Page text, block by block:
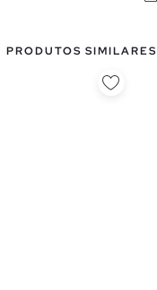
PRODUTOS SIMILARES